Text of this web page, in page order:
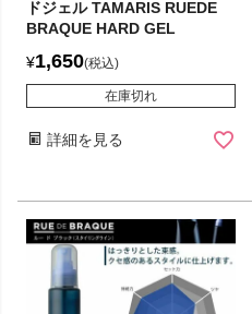
ドジェル TAMARIS RUEDE
BRAQUE HARD GEL
¥1,650 税込
在庫切れ
詳細を見る